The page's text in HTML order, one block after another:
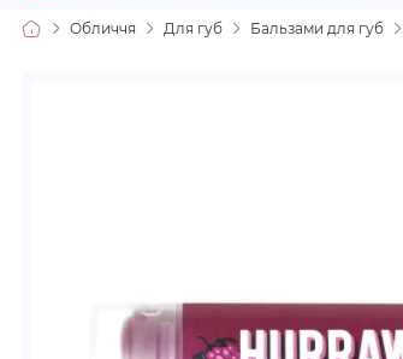
Обличчя Для губ Бальзами для губ